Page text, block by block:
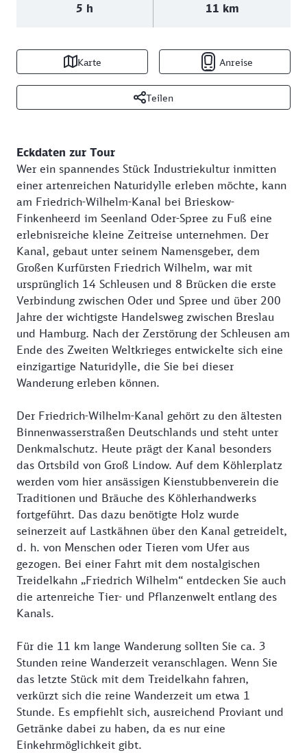
5 h
11 km
Karte Anreise
Teilen
Eckdaten zur Tour
Wer ein spannendes Stück Industriekultur inmitten
einer artenreichen Naturidylle erleben möchte, kann
am Friedrich-Wilhelm-Kanal bei Brieskow-
Finkenheerd im Seenland Oder-Spree zu Fuß eine
erlebnisreiche kleine Zeitreise unternehmen. Der
Kanal, gebaut unter seinem Namensgeber, dem
Großen Kurfürsten Friedrich Wilhelm, war mit
ursprünglich 14 Schleusen und 8 Brücken die erste
Verbindung zwischen Oder und Spree und über 200
Jahre der wichtigste Handelsweg zwischen Breslau
und Hamburg. Nach der Zerstörung der Schleusen am
Ende des Zweiten Weltkrieges entwickelte sich eine
einzigartige Naturidylle, die Sie bei dieser
Wanderung erleben können.
Der Friedrich-Wilhelm-Kanal gehört zu den ältesten
Binnenwasserstraßen Deutschlands und steht unter
Denkmalschutz. Heute prägt der Kanal besonders
das Ortsbild von Groß Lindow. Auf dem Köhlerplatz
werden vom hier ansässigen Kienstubbenverein die
Traditionen und Bräuche des Köhlerhandwerks
fortgeführt. Das dazu benötigte Holz wurde
seinerzeit auf Lastkähnen über den Kanal getreidelt,
d. h. von Menschen oder Tieren vom Ufer aus
gezogen. Bei einer Fahrt mit dem nostalgischen
Treidelkahn „Friedrich Wilhelm“ entdecken Sie auch
die artenreiche Tier- und Pflanzenwelt entlang des
Kanals.
Für die 11 km lange Wanderung sollten Sie ca. 3
Stunden reine Wanderzeit veranschlagen. Wenn Sie
das letzte Stück mit dem Treidelkahn fahren,
verkürzt sich die reine Wanderzeit um etwa 1
Stunde. Es empfiehlt sich, ausreichend Proviant und
Getränke dabei zu haben, da es nur eine
Einkehrmöglichkeit gibt.